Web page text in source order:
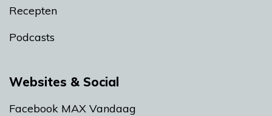
Recepten
Podcasts
Websites & Social
Facebook MAX Vandaag